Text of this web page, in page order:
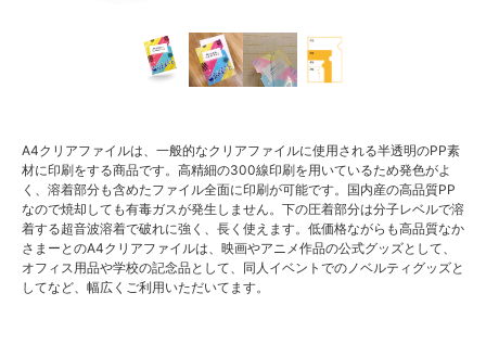
A4クリアファイルは、一般的なクリアファイルに使用される半透明のPP素
材に印刷をする商品です。高精細の300線印刷を用いているため発色がよ
く、溶着部分も含めたファイル全面に印刷が可能です。国内産の高品質PP
なので焼却しても有毒ガスが発生しません。下の圧着部分は分子レベルで溶
着する超音波溶着で破れに強く、長く使えます。低価格ながらも高品質なか
さまーとのA4クリアファイルは、映画やアニメ作品の公式グッズとして、
オフィス用品や学校の記念品として、同人イベントでのノベルティグッズと
してなど、幅広くご利用いただいてます。